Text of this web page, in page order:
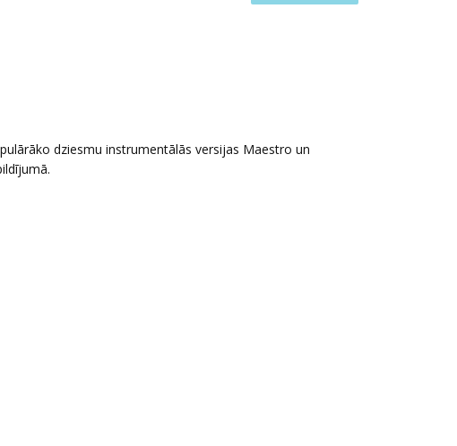
dziesmu instrumentālās versijas Maestro un